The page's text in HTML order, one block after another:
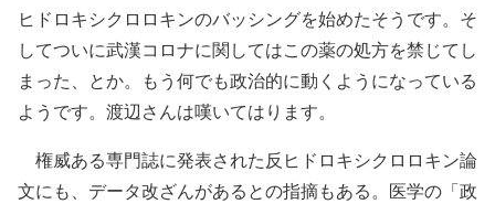
ヒドロキシクロロキンのバッシングを始めたそうです。そ
してついに武漢コロナに関してはこの薬の処方を禁じてし
まった、とか。もう何でも政治的に動くようになっている
ようです。渡辺さんは嘆いてはります。
権威ある専門誌に発表された反ヒドロキシクロロキン論
文にも、データ改ざんがあるとの指摘もある。医学の「政